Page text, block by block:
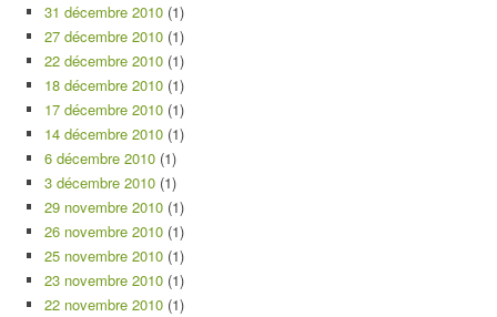
31 décembre 2010 (1)
27 décembre 2010 (1)
22 décembre 2010 (1)
18 décembre 2010 (1)
17 décembre 2010 (1)
14 décembre 2010 (1)
6 décembre 2010 (1)
3 décembre 2010 (1)
29 novembre 2010 (1)
26 novembre 2010 (1)
25 novembre 2010 (1)
23 novembre 2010 (1)
22 novembre 2010 (1)